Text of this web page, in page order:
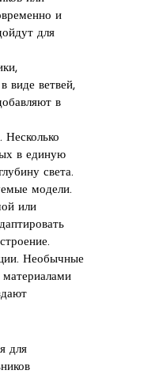
и
для
виде ветвей,
в
в единую
света.
модели.
или
Необычные
для